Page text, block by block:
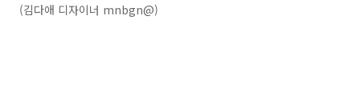
(김다애 디자이너 mnbgn@)